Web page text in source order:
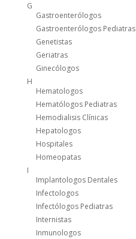
G
Gastroenterólogos
Gastroenterólogos Pediatras
Genetistas
Geriatras
Ginecólogos
H
Hematologos
Hematólogos Pediatras
Hemodialisis Clínicas
Hepatologos
Hospitales
Homeopatas
I
Implantologos Dentales
Infectologos
Infectólogos Pediatras
Internistas
Inmunologos